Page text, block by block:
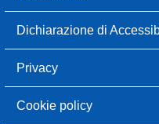
Dichiarazione di
Privacy
Cookie policy